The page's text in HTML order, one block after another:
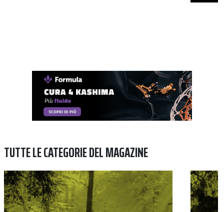
TUTTE LE CATEGORIE DEL MAGAZINE